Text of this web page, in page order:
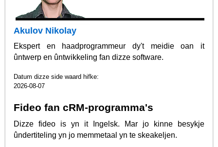
Akulov Nikolay
Ekspert en haadprogrammeur dy't meidie oan it
ûntwerp en ûntwikkeling fan dizze software.
Datum dizze side waard hifke:
2026-08-07
Fideo fan cRM-programma's
Dizze fideo is yn it Ingelsk. Mar jo kinne besykje
ûndertiteling yn jo memmetaal yn te skeakeljen.